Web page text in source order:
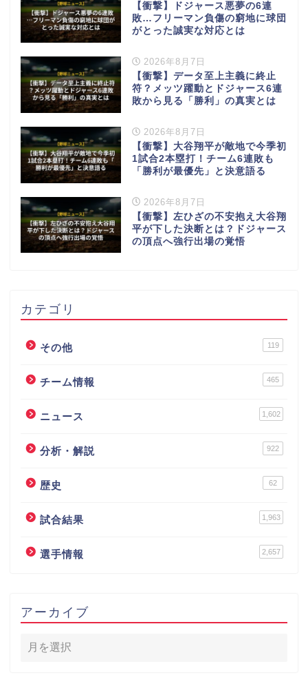
【衝撃】ドジャース悪夢の6連
敗…フリーマン負傷の窮地に球団
がとった誠実な対応とは
2026年8月7日
【衝撃】データ至上主義に終止
符？メッツ躍動とドジャース6連
敗から見る「勝利」の真実とは
2026年8月7日
【衝撃】大谷翔平が敵地で今季初
1試合2本塁打！チーム6連敗も
「勝利が最優先」と決意語る
2026年8月7日
【衝撃】左ひざの不安抱え大谷翔
平が下した決断とは？ドジャース
の頂点へ強行出場の覚悟
カテゴリ
その他 119
チーム情報 465
ニュース 1,602
分析・解説 922
歴史 62
試合結果 1,963
選手情報 2,657
アーカイブ